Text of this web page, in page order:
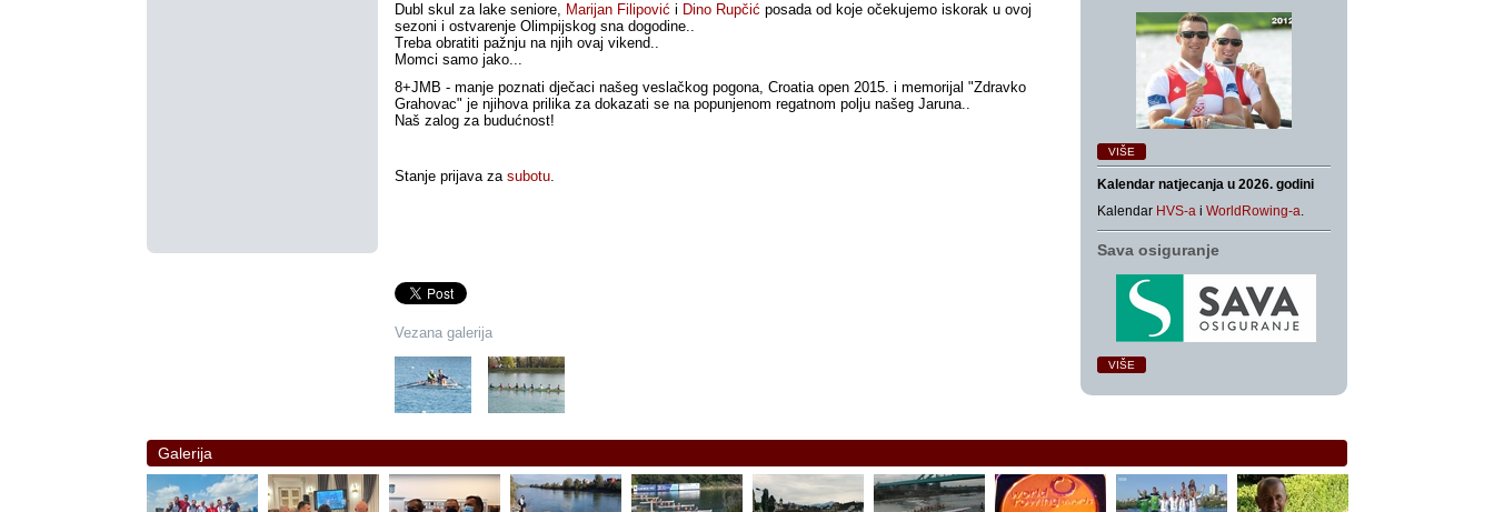
Dubl skul za lake seniore, Marijan Filipović i Dino Rupčić posada od koje očekujemo iskorak u ovoj
sezoni i ostvarenje Olimpijskog sna dogodine..
Treba obratiti pažnju na njih ovaj vikend..
Momci samo jako...
8+JMB - manje poznati dječaci našeg veslačkog pogona, Croatia open 2015. i memorijal "Zdravko
Grahovac" je njihova prilika za dokazati se na popunjenom regatnom polju našeg Jaruna..
Naš zalog za budućnost!
Stanje prijava za subotu.
Vezana galerija
VIŠE
Kalendar natjecanja u 2026. godini
Kalendar HVS-a i WorldRowing-a.
Sava osiguranje
VIŠE
Galerija